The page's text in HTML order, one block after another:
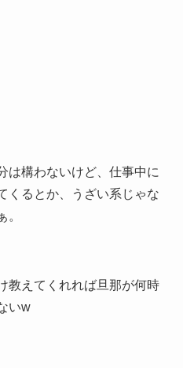
は構わないけど、仕事中に
くるとか、うざい系じゃな
。
教えてくれれば旦那が何時
いw